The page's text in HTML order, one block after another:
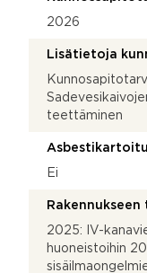
2026
Lisätietoja
teettäminen
Ei
2025: IV-
huoneistoihin